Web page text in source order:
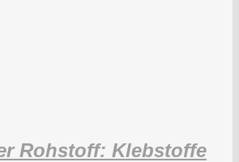
Rohstoff: Klebstoffe